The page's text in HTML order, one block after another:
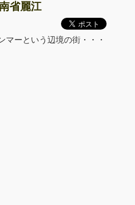
省麗江
マーという辺境の街・・・